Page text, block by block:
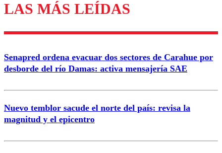
Enviar comentario
LAS MÁS LEÍDAS
Senapred ordena evacuar dos sectores de Carahue por
desborde del río Damas: activa mensajería SAE
Nuevo temblor sacude el norte del país: revisa la
magnitud y el epicentro